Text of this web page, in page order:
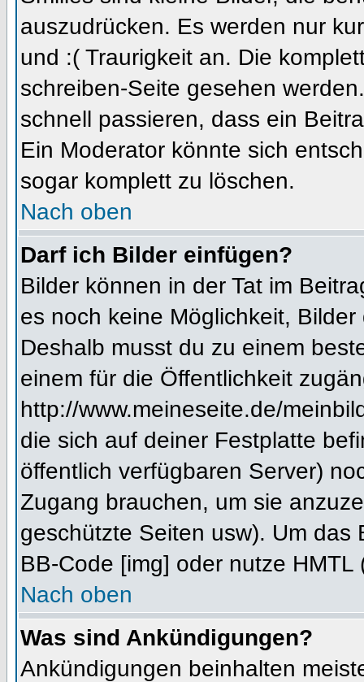
auszudrücken. Es werden nur
und :( Traurigkeit an. Die
schreiben-Seite gesehen
schnell passieren, dass ein
Ein Moderator könnte sich
sogar komplett zu löschen.
Nach oben
Darf ich Bilder einfügen?
Bilder können in der Tat im
es noch keine Möglichkeit,
Deshalb musst du zu einem
einem für die Öffentlichkeit
http://www.meineseite.de/
die sich auf deiner Festplatte
öffentlich verfügbaren Server)
Zugang brauchen, um sie
geschützte Seiten usw). Um
BB-Code [img] oder nutze HMTL
Nach oben
Was sind Ankündigungen?
Ankündigungen beinhalten